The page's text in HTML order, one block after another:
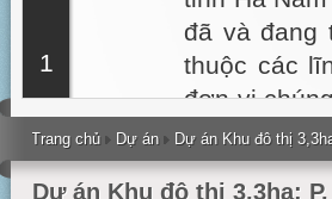
1
đã và đang
thuộc các
đơn vị
kỹ, mỹ
Tổng
Trang chủ Dự án Dự án Khu đô thị
Dự án Khu đô thị 3,3ha: